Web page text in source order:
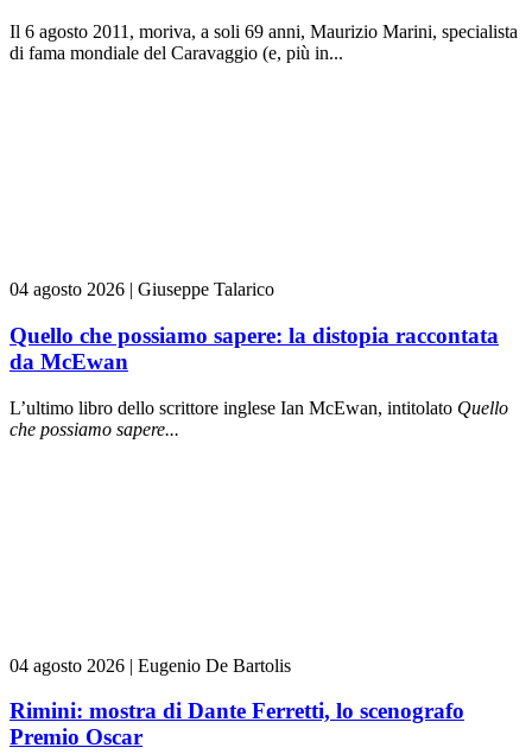
Il 6 agosto 2011, moriva, a soli 69 anni, Maurizio Marini, specialista
di fama mondiale del Caravaggio (e, più in...
04 agosto 2026 | Giuseppe Talarico
Quello che possiamo sapere: la distopia raccontata
da McEwan
L’ultimo libro dello scrittore inglese Ian McEwan, intitolato Quello
che possiamo sapere...
04 agosto 2026 | Eugenio De Bartolis
Rimini: mostra di Dante Ferretti, lo scenografo
Premio Oscar